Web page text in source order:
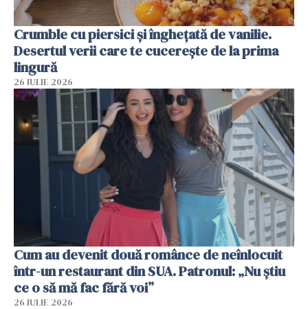
Crumble cu piersici și înghețată de vanilie.
Desertul verii care te cucerește de la prima
lingură
26 IULIE 2026
Cum au devenit două românce de neînlocuit
într-un restaurant din SUA. Patronul: „Nu știu
ce o să mă fac fără voi”
26 IULIE 2026